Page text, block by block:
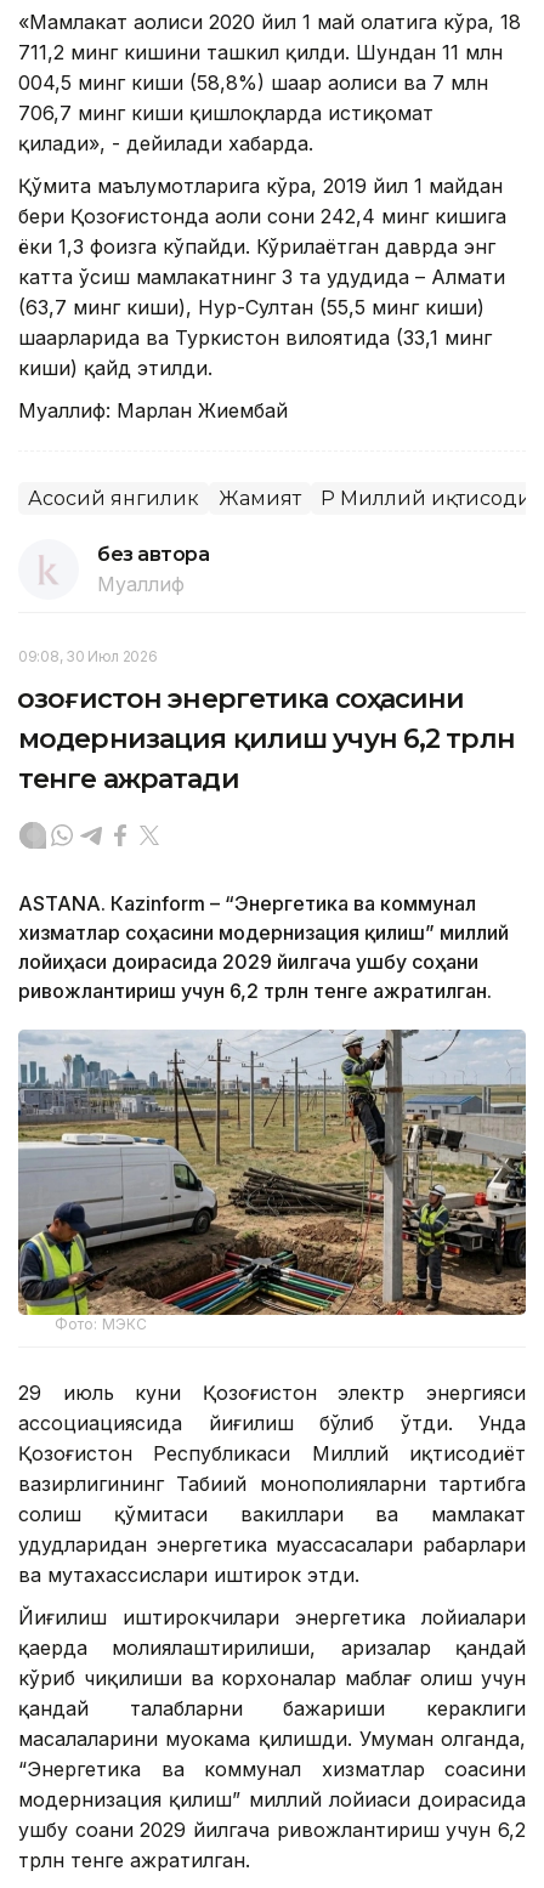
«Мамлакат аҳолиси 2020 йил 1 май ҳолатига кўра, 18
711,2 минг кишини ташкил қилди. Шундан 11 млн
004,5 ​​минг киши (58,8%) шаҳар аҳолиси ва 7 млн
706,7 минг киши қишлоқларда истиқомат
қилади», - дейилади хабарда.
Қўмита маълумотларига кўра, 2019 йил 1 майдан
бери Қозоғистонда аҳоли сони 242,4 минг кишига
ёки 1,3 фоизга кўпайди. Кўрилаётган даврда энг
катта ўсиш мамлакатнинг 3 та ҳудудида – Алмати
(63,7 минг киши), Нур-Султан (55,5 минг киши)
шаҳарларида ва Туркистон вилоятида (33,1 минг
киши) қайд этилди.
Муаллиф: Марлан Жиембай
Асосий янгилик Жамият ҚР Миллий
без автора
Муаллиф
09:08, 30 Июл 2026
Қозоғистон энергетика соҳасини
модернизация қилиш учун 6,2 трлн
тенге ажратади
ASTANА. Кazinform – “Энергетика ва коммунал
хизматлар соҳасини модернизация қилиш” миллий
лойиҳаси доирасида 2029 йилгача ушбу соҳани
ривожлантириш учун 6,2 трлн тенге ажратилган.
Фото: МЭКС
29 июль куни Қозоғистон электр энергияси
ассоциациясида йиғилиш бўлиб ўтди. Унда
Қозоғистон Республикаси Миллий иқтисодиёт
вазирлигининг Табиий монополияларни тартибга
солиш қўмитаси вакиллари ва мамлакат
ҳудудларидан энергетика муассасалари раҳбарлари
ва мутахассислари иштирок этди.
Йиғилиш иштирокчилари энергетика лойиҳалари
қаерда молиялаштирилиши, аризалар қандай
кўриб чиқилиши ва корхоналар маблағ олиш учун
қандай талабларни бажариши кераклиги
масалаларини муҳокама қилишди. Умуман олганда,
“Энергетика ва коммунал хизматлар соҳасини
модернизация қилиш” миллий лойиҳаси доирасида
ушбу соҳани 2029 йилгача ривожлантириш учун 6,2
трлн тенге ажратилган.